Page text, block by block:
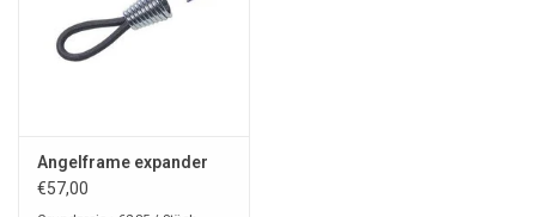
Angelframe expander
€57,00